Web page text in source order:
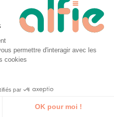
permettre d'interagir avec les
cookies
par
OK pour moi !